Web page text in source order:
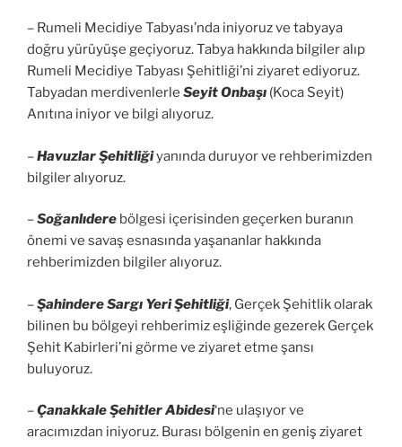
– Rumeli Mecidiye Tabyası’nda iniyoruz ve tabyaya
doğru yürüyüşe geçiyoruz. Tabya hakkında bilgiler alıp
Rumeli Mecidiye Tabyası Şehitliği’ni ziyaret ediyoruz.
Tabyadan merdivenlerle Seyit Onbaşı (Koca Seyit)
Anıtına iniyor ve bilgi alıyoruz.
–Havuzlar Şehitliğiyanında duruyor ve rehberimizden
bilgiler alıyoruz.
–Soğanlıdere bölgesi içerisinden geçerken buranın
önemi ve savaş esnasında yaşananlar hakkında
rehberimizden bilgiler alıyoruz.
–Şahindere Sargı Yeri Şehitliği, Gerçek Şehitlik olarak
bilinen bu bölgeyi rehberimiz eşliğinde gezerek Gerçek
Şehit Kabirleri’ni görme ve ziyaret etme şansı
buluyoruz.
–Çanakkale Şehitler Abidesi‘ne ulaşıyor ve
aracımızdan iniyoruz. Burası bölgenin en geniş ziyaret